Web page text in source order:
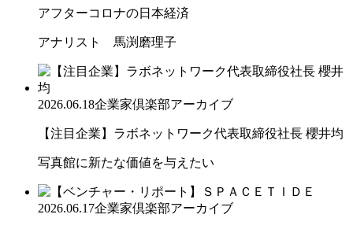
アフターコロナの日本経済
アナリスト 馬渕磨理子
2026.06.18企業家倶楽部アーカイブ
【注目企業】ラボネットワーク代表取締役社長 櫻井均
写真館に新たな価値を与えたい
2026.06.17企業家倶楽部アーカイブ